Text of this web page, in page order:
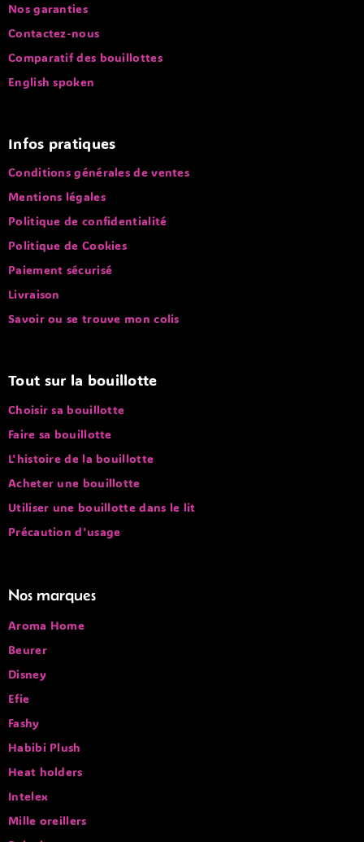
Nos garanties
Contactez-nous
Comparatif des bouillottes
English spoken
Infos pratiques
Conditions générales de ventes
Mentions légales
Politique de confidentialité
Politique de Cookies
Paiement sécurisé
Livraison
Savoir ou se trouve mon colis
Tout sur la bouillotte
Choisir sa bouillotte
Faire sa bouillotte
L'histoire de la bouillotte
Acheter une bouillotte
Utiliser une bouillotte dans le lit
Précaution d'usage
Nos marques
Aroma Home
Beurer
Disney
Efie
Fashy
Habibi Plush
Heat holders
Intelex
Mille oreillers